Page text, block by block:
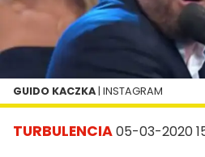
TURBULENCIA05-03-2020
GUIDO KACZKA | INSTAGRAM